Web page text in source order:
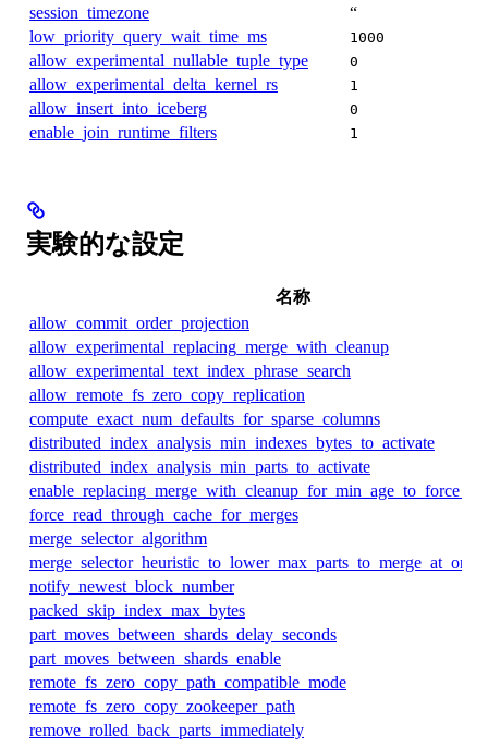
session_timezone
“
low_priority_query_wait_time_ms
1000
allow_experimental_nullable_tuple_type 0
allow_experimental_delta_kernel_rs 1
allow_insert_into_iceberg 0
enable_join_runtime_filters 1
実験的な設定
名称
allow_commit_order_projection
allow_experimental_replacing_merge_with_cleanup
allow_experimental_text_index_phrase_search
allow_remote_fs_zero_copy_replication
compute_exact_num_defaults_for_sparse_columns
distributed_index_analysis_min_indexes_bytes_to_activate
distributed_index_analysis_min_parts_to_activate
force_read_through_cache_for_merges
merge_selector_algorithm
notify_newest_block_number
packed_skip_index_max_bytes
part_moves_between_shards_delay_seconds
part_moves_between_shards_enable
remote_fs_zero_copy_path_compatible_mode
remote_fs_zero_copy_zookeeper_path
remove_rolled_back_parts_immediately